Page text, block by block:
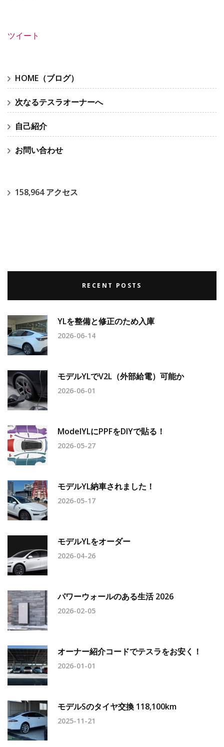
イ
ツイート
HOME（ブログ）
次なるテスラオーナーへ
自己紹介
お問い合わせ
158,964 アクセス
RECENT POSTS
YLを整備と修正のため入庫
2026-06-14
モデルYLでV2L（外部給電）可能か
2026-06-01
ModelYLにPPFをDIYで貼る！
2026-05-27
モデルYL納車されました！
2026-05-17
モデルYLをオーダー
2026-04-26
パワーウォールのある生活 2026
2026-02-05
オーナー紹介コードでテスラをお安く！
2026-01-01
モデルSのタイヤ交換 118,100km
2025-11-21